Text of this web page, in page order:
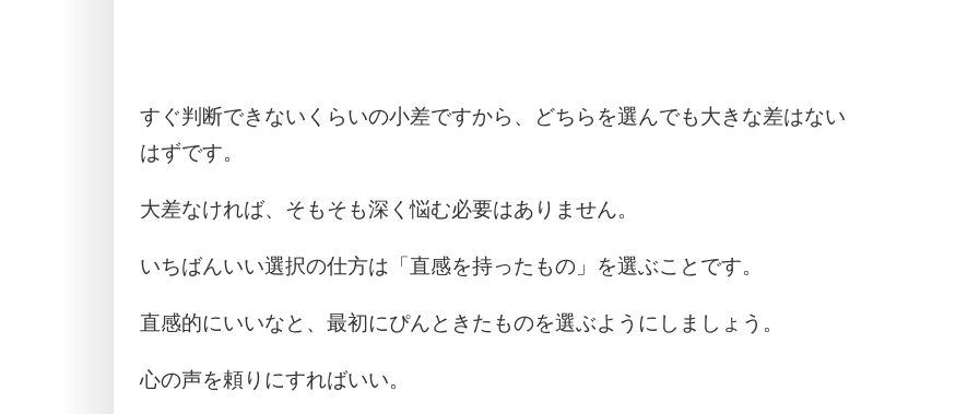
すぐ判断できないくらいの小差ですから、どちらを選んでも大きな差はない
はずです。
大差なければ、そもそも深く悩む必要はありません。
いちばんいい選択の仕方は「直感を持ったもの」を選ぶことです。
直感的にいいなと、最初にぴんときたものを選ぶようにしましょう。
心の声を頼りにすればいい。